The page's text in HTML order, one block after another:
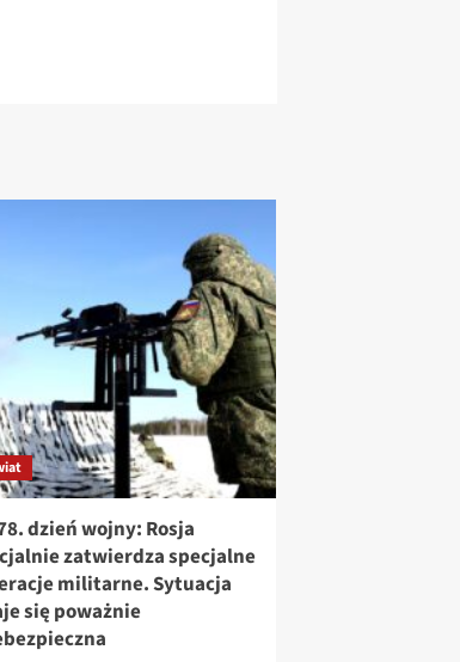
dzień wojny: Rosja
zatwierdza specjalne
militarne. Sytuacja
się poważnie